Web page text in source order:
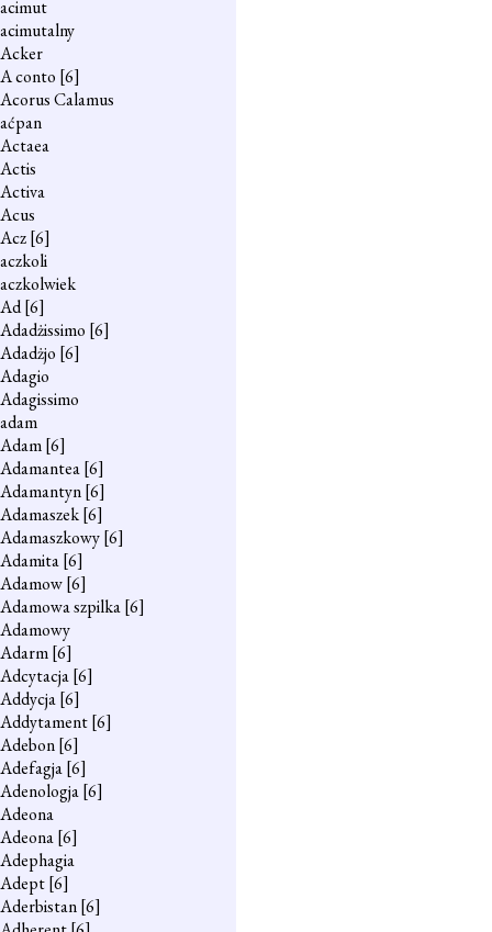
acimut
acimutalny
Acker
A conto [6]
Acorus Calamus
aćpan
Actaea
Actis
Activa
Acus
Acz[6]
aczkoli
aczkolwiek
Ad[6]
Adadżissimo [6]
Adadżjo [6]
Adagio
Adagissimo
adam
Adam[6]
Adamantea[6]
Adamantyn[6]
Adamaszek[6]
Adamaszkowy[6]
Adamita[6]
Adamow[6]
Adamowa szpilka[6]
Adamowy
Adarm[6]
Adcytacja[6]
Addycja[6]
Addytament[6]
Adebon[6]
Adefagja[6]
Adenologja[6]
Adeona
Adeona[6]
Adephagia
Adept[6]
Aderbistan[6]